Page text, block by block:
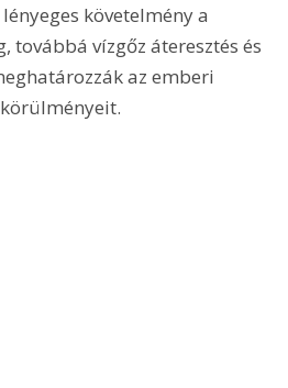
követelmény a
továbbá vízgőz áteresztés és
az emberi
körülményeit.